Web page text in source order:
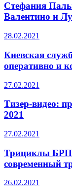
Стефания
Валентино и
28.02.2021
Киевская
оперативно и
27.02.2021
Тизер-видео:
2021
27.02.2021
Трициклы БРП
современный
26.02.2021